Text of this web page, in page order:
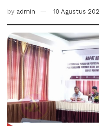
by admin 10 Agustus